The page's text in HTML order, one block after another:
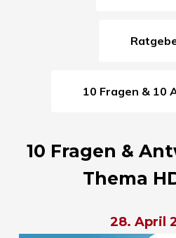
10 Fragen &
10 Fragen &
Thema
28. April